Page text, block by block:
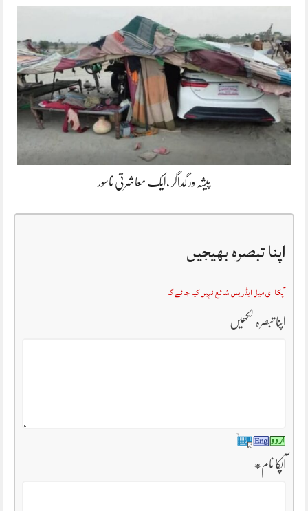
پیشہ ور گداگر ،ایک معاشرتی ناسور
اپنا تبصرہ بھیجیں
آپکا ای میل ایڈریس شائع نہیں کیا جائے گا
اپنا تبصرہ لکھیں
آپکا نام*